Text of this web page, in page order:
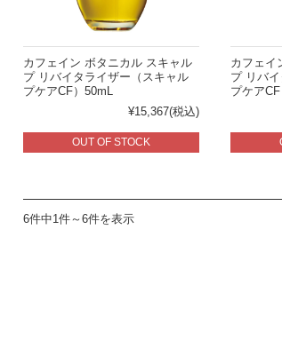
カフェイン ボタニカル スキャル
プ リバイタライザー（スキャル
プケアCF）50mL
¥15,367(税込)
OUT OF STOCK
カフェイ
プ リバ
プケア
6件中1件～6件を表示